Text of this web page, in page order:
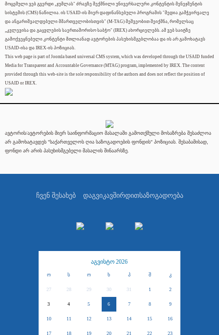
მოცემული ვებ გვერდი „ჯუმლას" ძრავზე შექმნილი უნივერსალური კონტენტის მენეჯმენტის
სისტემის (CMS) ნაწილია. ის USAID-ის მიერ დაფინანსებული პროგრამის "მედია გამჭვირვალე
და ანგარიშვალდებული მმართველობისთვის" (M-TAG) მეშვეობით შეიქმნა, რომელსაც
„კვლევისა და გაცვლების საერთაშორისო საბჭო" (IREX) ახორციელებს. ამ ვებ საიტზე
გამოქვეყნებული კონტენტი მთლიანად ავტორების პასუხისმგებლობაა და ის არ გამოხატავს
USAID-ისა და IREX-ის პოზიციას.
This web page is part of Joomla based universal CMS system, which was developed through the USAID funded
Media for Transparent and Accountable Governance (MTAG) program, implemented by IREX. The content
provided through this web-site is the sole responsibility of the authors and does not reflect the position of
USAID or IREX.
ავტორის/ავტორების მიერ საინფორმაციო მასალაში გამოთქმული მოსაზრება შესაძლოა
არ გამოხატავდეს "საქართველოს ღია საზოგადოების ფონდის" პოზიციას. შესაბამისად,
ფონდი არ არის პასუხისმგებელი მასალის შინაარსზე.
ჩვენ შესახებ დაგვიკავშირდითსაზოგადოება
აგვისტო 2026
ო ს ო ხ პ შ კ
27 28 29 30 31 1 2
3 4 5 6 7 8 9
10 11 12 13 14 15 16
17 18 19 20 21 22 23